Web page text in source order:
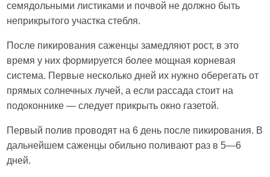
семядольными листиками и почвой не должно быть
неприкрытого участка стебля.
После пикирования саженцы замедляют рост, в это
время у них формируется более мощная корневая
система. Первые несколько дней их нужно оберегать от
прямых солнечных лучей, а если рассада стоит на
подоконнике — следует прикрыть окно газетой.
Первый полив проводят на 6 день после пикирования. В
дальнейшем саженцы обильно поливают раз в 5—6
дней.